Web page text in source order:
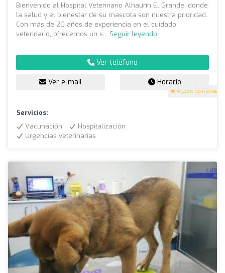
4 (256 opiniones)
Bienvenido al Hospital Veterinario Alhaurín El Grande, donde
la salud y el bienestar de su mascota son nuestra prioridad.
Con más de 20 años de experiencia en el cuidado
veterinario, ofrecemos un s... Seguir leyendo
Ver teléfono
Ver e-mail Horario
Servicios:
Vacunación
Hospitalización
Urgencias veterinarias